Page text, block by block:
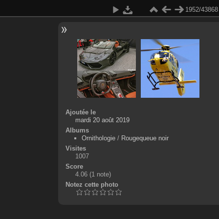
1952/43868
Ajoutée le
mardi 20 août 2019
Albums
Ornithologie/ Rougequeue noir
Visites
1007
Score
4.06 (1 note)
Notez cette photo